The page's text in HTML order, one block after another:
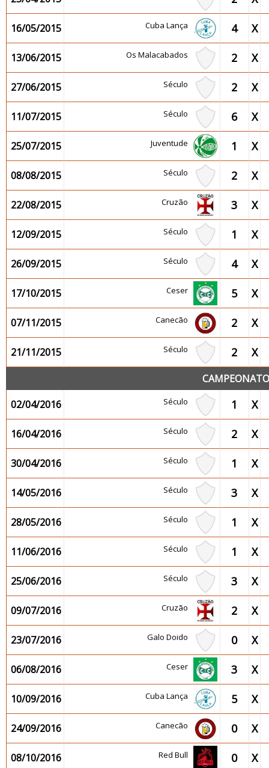
16/05/2015 Cuba Lança 4 X
13/06/2015 Os Malacabados 2 X
27/06/2015 Século 2 X
11/07/2015 Século 6 X
25/07/2015 Juventude 1 X
08/08/2015 Século 2 X
22/08/2015 Cruzão 3 X
12/09/2015 Século 1 X
26/09/2015 Século 4 X
17/10/2015 Ceser 5 X
07/11/2015 Canecão 2 X
21/11/2015 Século 2 X
02/04/2016
Século 1 X
16/04/2016 Século 2 X
30/04/2016 Século 1 X
14/05/2016 Século 3 X
28/05/2016 Século 1 X
11/06/2016 Século 1 X
25/06/2016 Século 3 X
09/07/2016 Cruzão 2 X
23/07/2016 Galo Doido 0 X
06/08/2016 Ceser 3 X
10/09/2016 Cuba Lança 5 X
24/09/2016 Canecão 0 X
08/10/2016 Red Bull 0 X